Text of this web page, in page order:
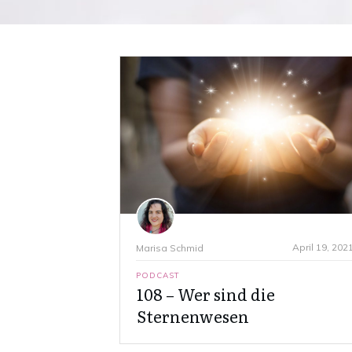
Marisa Schmid April 19,
PODCAST
108 – Wer sind die
Sternenwesen